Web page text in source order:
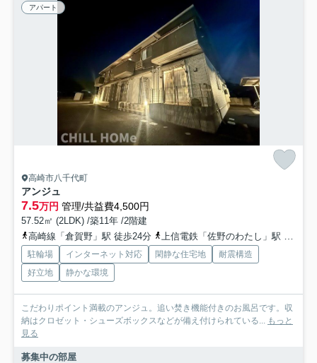
アパート
高崎市八千代町
アンジュ
7.5万円 管理/共益費4,500円
57.52㎡ (2LDK) /築11年 /2階建
高崎線「倉賀野」駅 徒歩24分
上信電鉄「佐野のわたし」駅 徒歩43分
駐輪場 インターネット対応 閑静な住宅地
耐震構造
好立地
静かな環境
こだわりポイント満載のアンジュ。追い焚き機能付きのお風呂です。収
納はクロゼット・シューズボックスなどが備え付けられている...
もっと
見る
募集中の部屋